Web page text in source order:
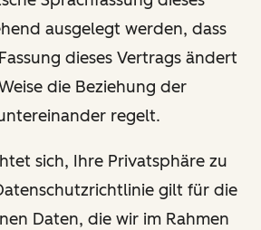
ausgelegt werden, dass
dieses Vertrags ändert
die Beziehung der
regelt.
sich, Ihre Privatsphäre zu
gilt für die
Daten, die wir im Rahmen